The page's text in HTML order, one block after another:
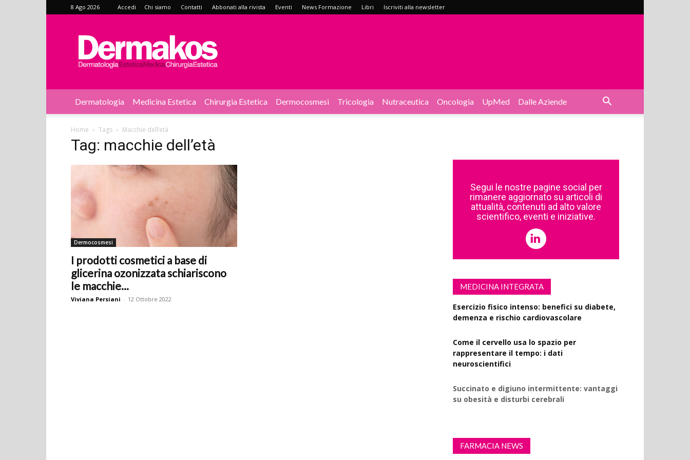
8 Ago 2026 Accedi Chi siamo Contatti Abbonati alla rivista Eventi News Formazione Libri Iscriviti alla newsletter
Dermakos
Dermatologia Medicina Estetica Chirurgia Estetica Dermocosmesi Tricologia Nutraceutica Oncologia UpMed Dalle Aziende
Home Tags Macchie dell’età
Tag: macchie dell’età
Dermocosmesi
I prodotti cosmetici a base di
glicerina ozonizzata schiariscono
le macchie...
Viviana Persiani - 12 Ottobre 2022
Segui le nostre pagine social per
rimanere aggiornato su articoli di
attualità, contenuti ad alto valore
scientifico, eventi e iniziative.
MEDICINA INTEGRATA
Esercizio fisico intenso: benefici su diabete,
demenza e rischio cardiovascolare
Come il cervello usa lo spazio per
rappresentare il tempo: i dati
neuroscientifici
Succinato e digiuno intermittente: vantaggi
su obesità e disturbi cerebrali
FARMACIA NEWS